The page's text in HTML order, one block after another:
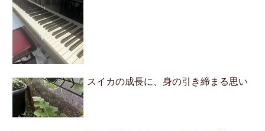
スイカの成長に、身の引き締まる思い